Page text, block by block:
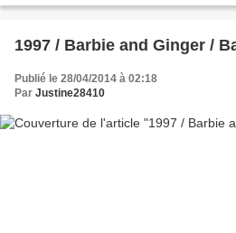
1997 / Barbie and Ginger /
Publié le 28/04/2014 à 02:18
Par Justine28410